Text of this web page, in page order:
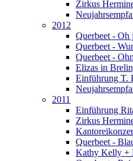
Zirkus
2012
Querbeet - Oh
Querbeet -
Querbeet -
Elizas in
Einführung T.
2011
Einführung
Zirkus
Querbeet -
Kathy Kelly +